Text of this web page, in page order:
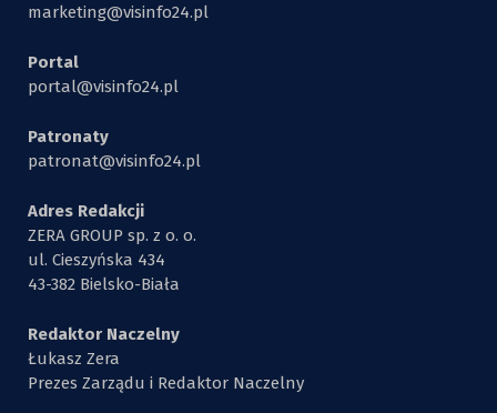
marketing@visinfo24.pl
Portal
portal@visinfo24.pl
Patronaty
patronat@visinfo24.pl
Adres Redakcji
ZERA GROUP sp. z o. o.
ul. Cieszyńska 434
43-382 Bielsko-Biała
Redaktor Naczelny
Łukasz Zera
Prezes Zarządu i Redaktor Naczelny